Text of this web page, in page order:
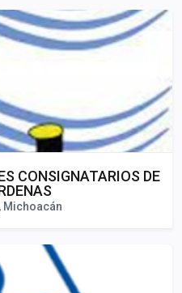
CONSIGNATARIOS DE
Michoacán